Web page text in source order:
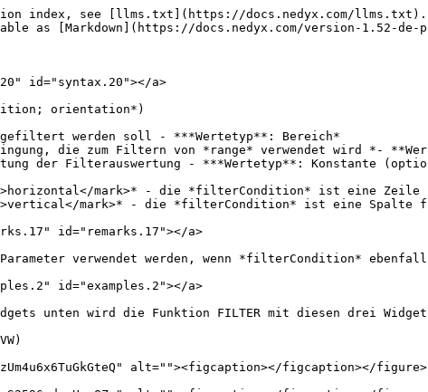
index, see [llms.txt](https://docs.nedyx.com/llms.txt).
as [Markdown](https://docs.nedyx.com/version-1.52-
id="syntax.20"></a>
orientation*)
werden soll - ***Wertetyp**: Bereich*
die zum Filtern von *range* verwendet wird *-
der Filterauswertung - ***Wertetyp**: Konstante
id="remarks.17"></a>
verwendet werden, wenn *filterCondition*
id="examples.2"></a>
unten wird die Funktion FILTER mit diesen drei
alt=""><figcaption></figcaption></figure>